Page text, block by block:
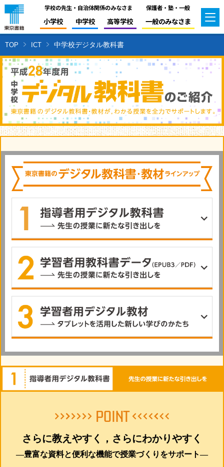
学校の先生・自治体関係のみなさま
小学校 中学校 高等学校
保護者・塾・一般
一般のみなさま
TOP ICT 中学校デジタル教科書
さらに教えやすく，さらにわかりやすく
―豊富な資料と便利な機能で授業づくりをサポート―